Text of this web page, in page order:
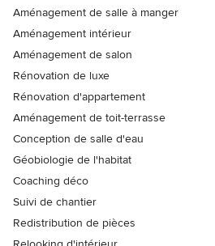
Aménagement de salle à manger
Aménagement intérieur
Aménagement de salon
Rénovation de luxe
Rénovation d'appartement
Aménagement de toit-terrasse
Conception de salle d'eau
Géobiologie de l'habitat
Coaching déco
Suivi de chantier
Redistribution de pièces